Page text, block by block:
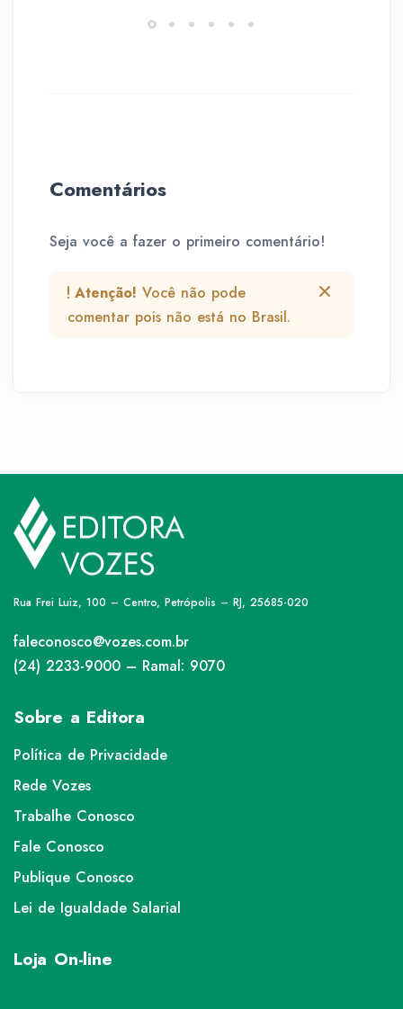
Comentários
Seja você a fazer o primeiro comentário!
Atenção! Você não pode
comentar pois não está no Brasil.
Rua Frei Luiz, 100 – Centro, Petrópolis – RJ, 25685-020
faleconosco@vozes.com.br
(24) 2233-9000 – Ramal: 9070
Sobre a Editora
Política de Privacidade
Rede Vozes
Trabalhe Conosco
Fale Conosco
Publique Conosco
Lei de Igualdade Salarial
Loja On-line